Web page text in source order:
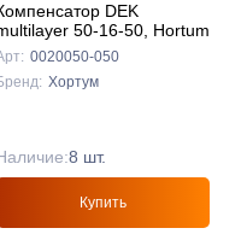
DEK
50-16-50, Hortum
0020050-050
Хортум
8 шт.
Купить